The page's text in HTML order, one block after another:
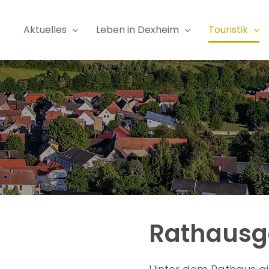
Aktuelles Leben in Dexheim Touristik